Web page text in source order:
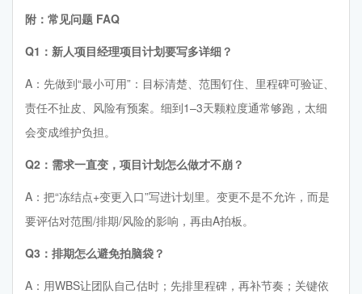
附：常见问题 FAQ
Q1：新人项目经理项目计划要写多详细？
A：先做到“最小可用”：目标清楚、范围钉住、里程碑可验证、
责任不扯皮、风险有预案。细到1–3天颗粒度通常够跑，太细
会变成维护负担。
Q2：需求一直变，项目计划怎么做才不崩？
A：把“冻结点+变更入口”写进计划里。变更不是不允许，而是
要评估对范围/排期/风险的影响，再由A拍板。
Q3：排期怎么避免拍脑袋？
A：用WBS让团队自己估时；先排里程碑，再补节奏；关键依